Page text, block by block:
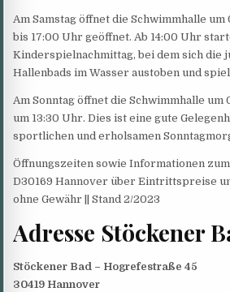
Am Samstag öffnet die Schwimmhalle
bis 17:00 Uhr geöffnet. Ab 14:00 Uhr
Kinderspielnachmittag, bei dem sich die
Hallenbads im Wasser austoben und
Am Sonntag öffnet die Schwimmhalle
um 13:30 Uhr. Dies ist eine gute
sportlichen und erholsamen
Öffnungszeiten sowie Informationen
D30169 Hannover über Eintrittspreise
ohne Gewähr || Stand 2/2023
Adresse Stöckener
Stöckener Bad – Hogrefestraße 45
30419 Hannover